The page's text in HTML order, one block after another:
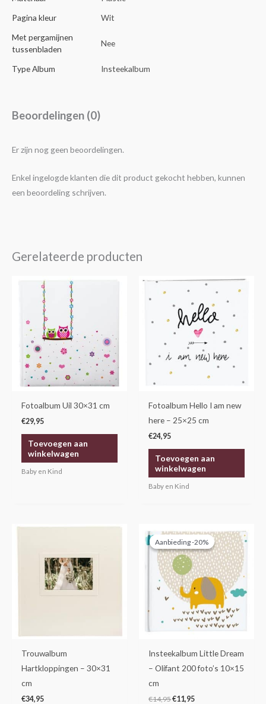
Pagina kleur
Wit
Met pergamijnen
tussenbladen
Nee
Type Album Insteekalbum
Beoordelingen (0)
Er zijn nog geen beoordelingen.
Enkel ingelogde klanten die dit product gekocht hebben, kunnen
een beoordeling schrijven.
Gerelateerde producten
Fotoalbum Uil 30×31 cm
€29,95
Toevoegen aan
winkelwagen
Baby en Kind
Fotoalbum Hello I am new
here – 25×25 cm
€24,95
Toevoegen aan
winkelwagen
Baby en Kind
Trouwalbum
Hartkloppingen – 30×31
cm
€34,95
Aanbieding -20%
Aanbieding -20%
Insteekalbum Little Dream
– Olifant 200 foto’s 10×15
cm
€14,95
prijs
was:
€14,95.
€11,95
prijs
is:
€11,95.